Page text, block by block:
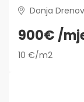
Donja
900€ /
10 €/m2